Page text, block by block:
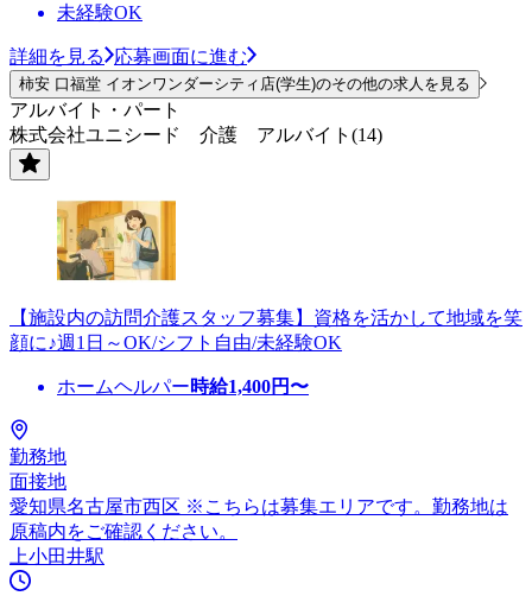
未経験OK
詳細を見る 応募画面に進む
柿安 口福堂 イオンワンダーシティ店(学生)のその他の求人を見る
アルバイト・パート
株式会社ユニシード 介護 アルバイト(14)
【施設内の訪問介護スタッフ募集】資格を活かして地域を笑
顔に♪週1日～OK/シフト自由/未経験OK
ホームヘルパー時給1,400円〜
勤務地
面接地
愛知県名古屋市西区 ※こちらは募集エリアです。勤務地は
原稿内をご確認ください。
上小田井駅